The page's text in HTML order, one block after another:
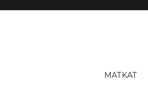
MATKAT